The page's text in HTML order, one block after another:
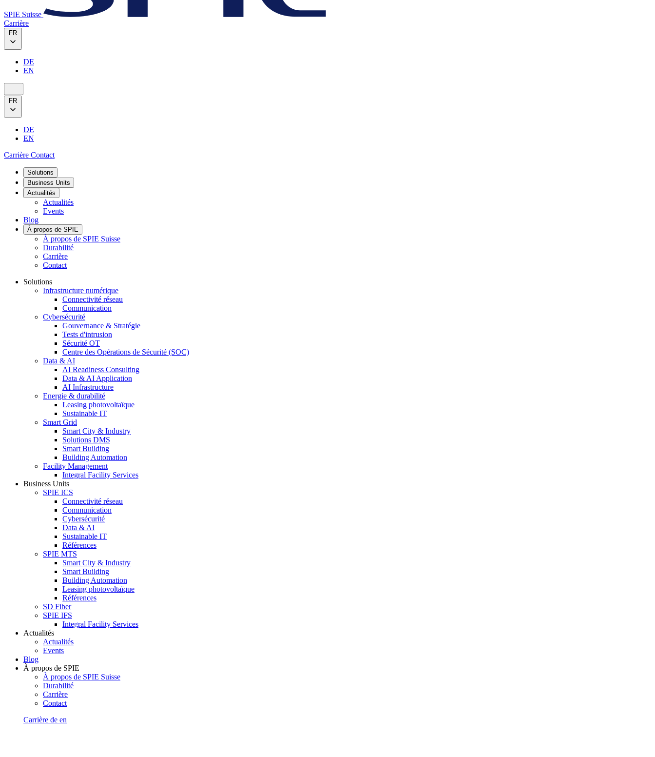
SPIE Suisse
Carrière
FR
DE
EN
FR
DE
EN
Carrière Contact
Solutions
Business Units
Actualités
Actualités
Events
Blog
À propos de SPIE
À propos de SPIE Suisse
Durabilité
Carrière
Contact
Solutions
Infrastructure numérique
Connectivité réseau
Communication
Cybersécurité
Gouvernance & Stratégie
Tests d'intrusion
Sécurité OT
Centre des Opérations de Sécurité (SOC)
Data & AI
AI Readiness Consulting
Data & AI Application
AI Infrastructure
Energie & durabilité
Leasing photovoltaïque
Sustainable IT
Smart Grid
Smart City & Industry
Solutions DMS
Smart Building
Building Automation
Facility Management
Integral Facility Services
Business Units
SPIE ICS
Connectivité réseau
Communication
Cybersécurité
Data & AI
Sustainable IT
Références
SPIE MTS
Smart City & Industry
Smart Building
Building Automation
Leasing photovoltaïque
Références
SD Fiber
SPIE IFS
Integral Facility Services
Actualités
Actualités
Events
Blog
À propos de SPIE
À propos de SPIE Suisse
Durabilité
Carrière
Contact
Carrière de en